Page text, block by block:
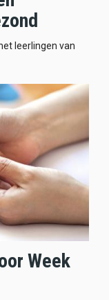
leerlingen van
Week